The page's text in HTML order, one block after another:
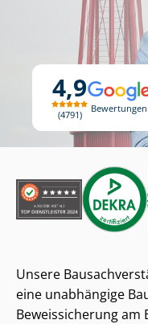
4,9
4791
Bewertungen
Unsere
eine unabhängige
Beweissicherung am